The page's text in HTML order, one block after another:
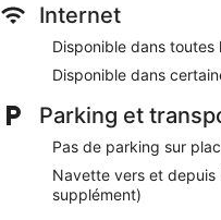
oublier une laverie.
Wi-Fi gratuit
Parmi les prestations
la réception, une
À deux pas de Parc
minutes à pied de
Service de navette
en supplément
Internet
Disponible dans
Disponible dans
Parking et
Pas de parking sur
Navette vers et depuis
supplément)